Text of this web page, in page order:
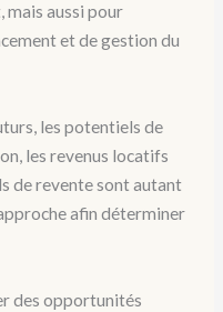
mais aussi pour
et de gestion du
les potentiels de
les revenus locatifs
de revente sont autant
afin déterminer
des opportunités